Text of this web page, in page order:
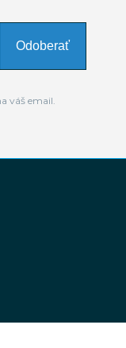
Odoberať
váš email.